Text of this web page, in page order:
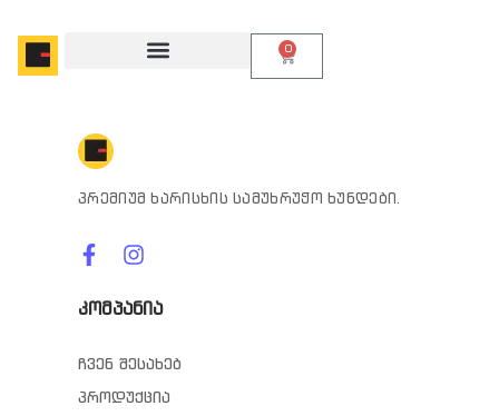
0
პრემიუმ ხარისხის სამუხრუჭო ხუნდები.
კომპანია
ჩვენ შესახებ
პროდუქცია